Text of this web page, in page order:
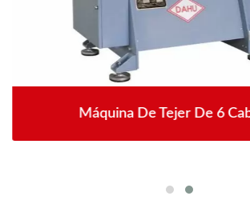
Máquina De Tejer De 6